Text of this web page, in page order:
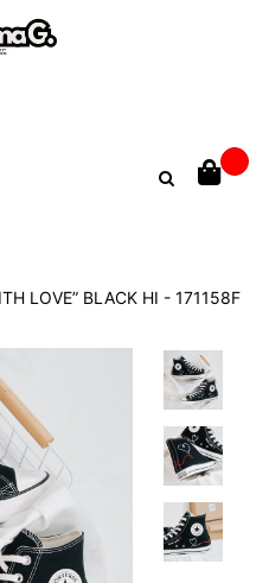
LOVE” BLACK HI - 171158F